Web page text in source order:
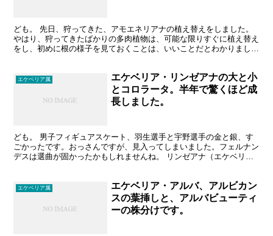
ども。 先日、狩ってきた、アモエネリアナの植え替えをしました。
やはり、狩ってきたばかりの多肉植物は、可能な限りすぐに植え替え
をし、初めに根の様子を見ておくことは、いいことだとわかりまし
エケベリア属
エケベリア・リンゼアナの大と小
とコロラータ。半年で驚くほど成
長しました。
ども。 男子フィギュアスケート、羽生選手と宇野選手の金と銀、す
ごかったです。おっさんですが、見入ってしまいました。フェルナン
デスは選曲が固かったかもしれませんね。 リンゼアナ（エケベリア
エケベリア属
エケベリア・アルバ、アルビカン
スの葉挿しと、アルバビューティ
ーの株分けです。